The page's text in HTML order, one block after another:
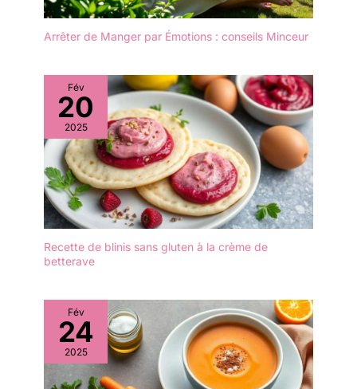
Arrêter de Manger par Émotions : conseils Minceur
Fév
20
2025
Recette de blinis sans gluten à la crème de
betterave
Fév
24
2025